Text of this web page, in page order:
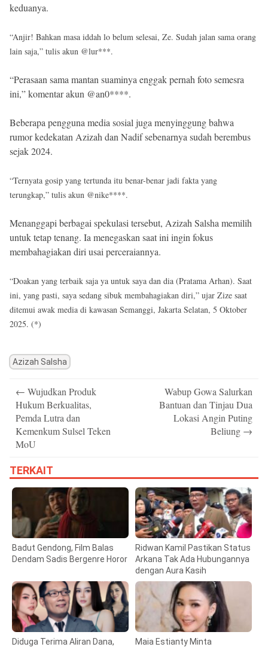
keduanya.
“Anjir! Bahkan masa iddah lo belum selesai, Ze. Sudah jalan sama orang
lain saja,” tulis akun @lur***.
“Perasaan sama mantan suaminya enggak pernah foto semesra
ini,” komentar akun @an0****.
Beberapa pengguna media sosial juga menyinggung bahwa
rumor kedekatan Azizah dan Nadif sebenarnya sudah berembus
sejak 2024.
“Ternyata gosip yang tertunda itu benar-benar jadi fakta yang
terungkap,” tulis akun @nike****.
Menanggapi berbagai spekulasi tersebut, Azizah Salsha memilih
untuk tetap tenang. Ia menegaskan saat ini ingin fokus
membahagiakan diri usai perceraiannya.
“Doakan yang terbaik saja ya untuk saya dan dia (Pratama Arhan). Saat
ini, yang pasti, saya sedang sibuk membahagiakan diri,” ujar Zize saat
ditemui awak media di kawasan Semanggi, Jakarta Selatan, 5 Oktober
2025. (*)
Azizah Salsha
navigation
← Wujudkan Produk
Hukum Berkualitas,
Pemda Lutra dan
Kemenkum Sulsel Teken
MoU
Wabup Gowa Salurkan
Bantuan dan Tinjau Dua
Lokasi Angin Puting
Beliung →
TERKAIT
Badut Gendong, Film Balas
Dendam Sadis Bergenre Horor
Ridwan Kamil Pastikan Status
Arkana Tak Ada Hubungannya
dengan Aura Kasih
Diduga Terima Aliran Dana,
Maia Estianty Minta